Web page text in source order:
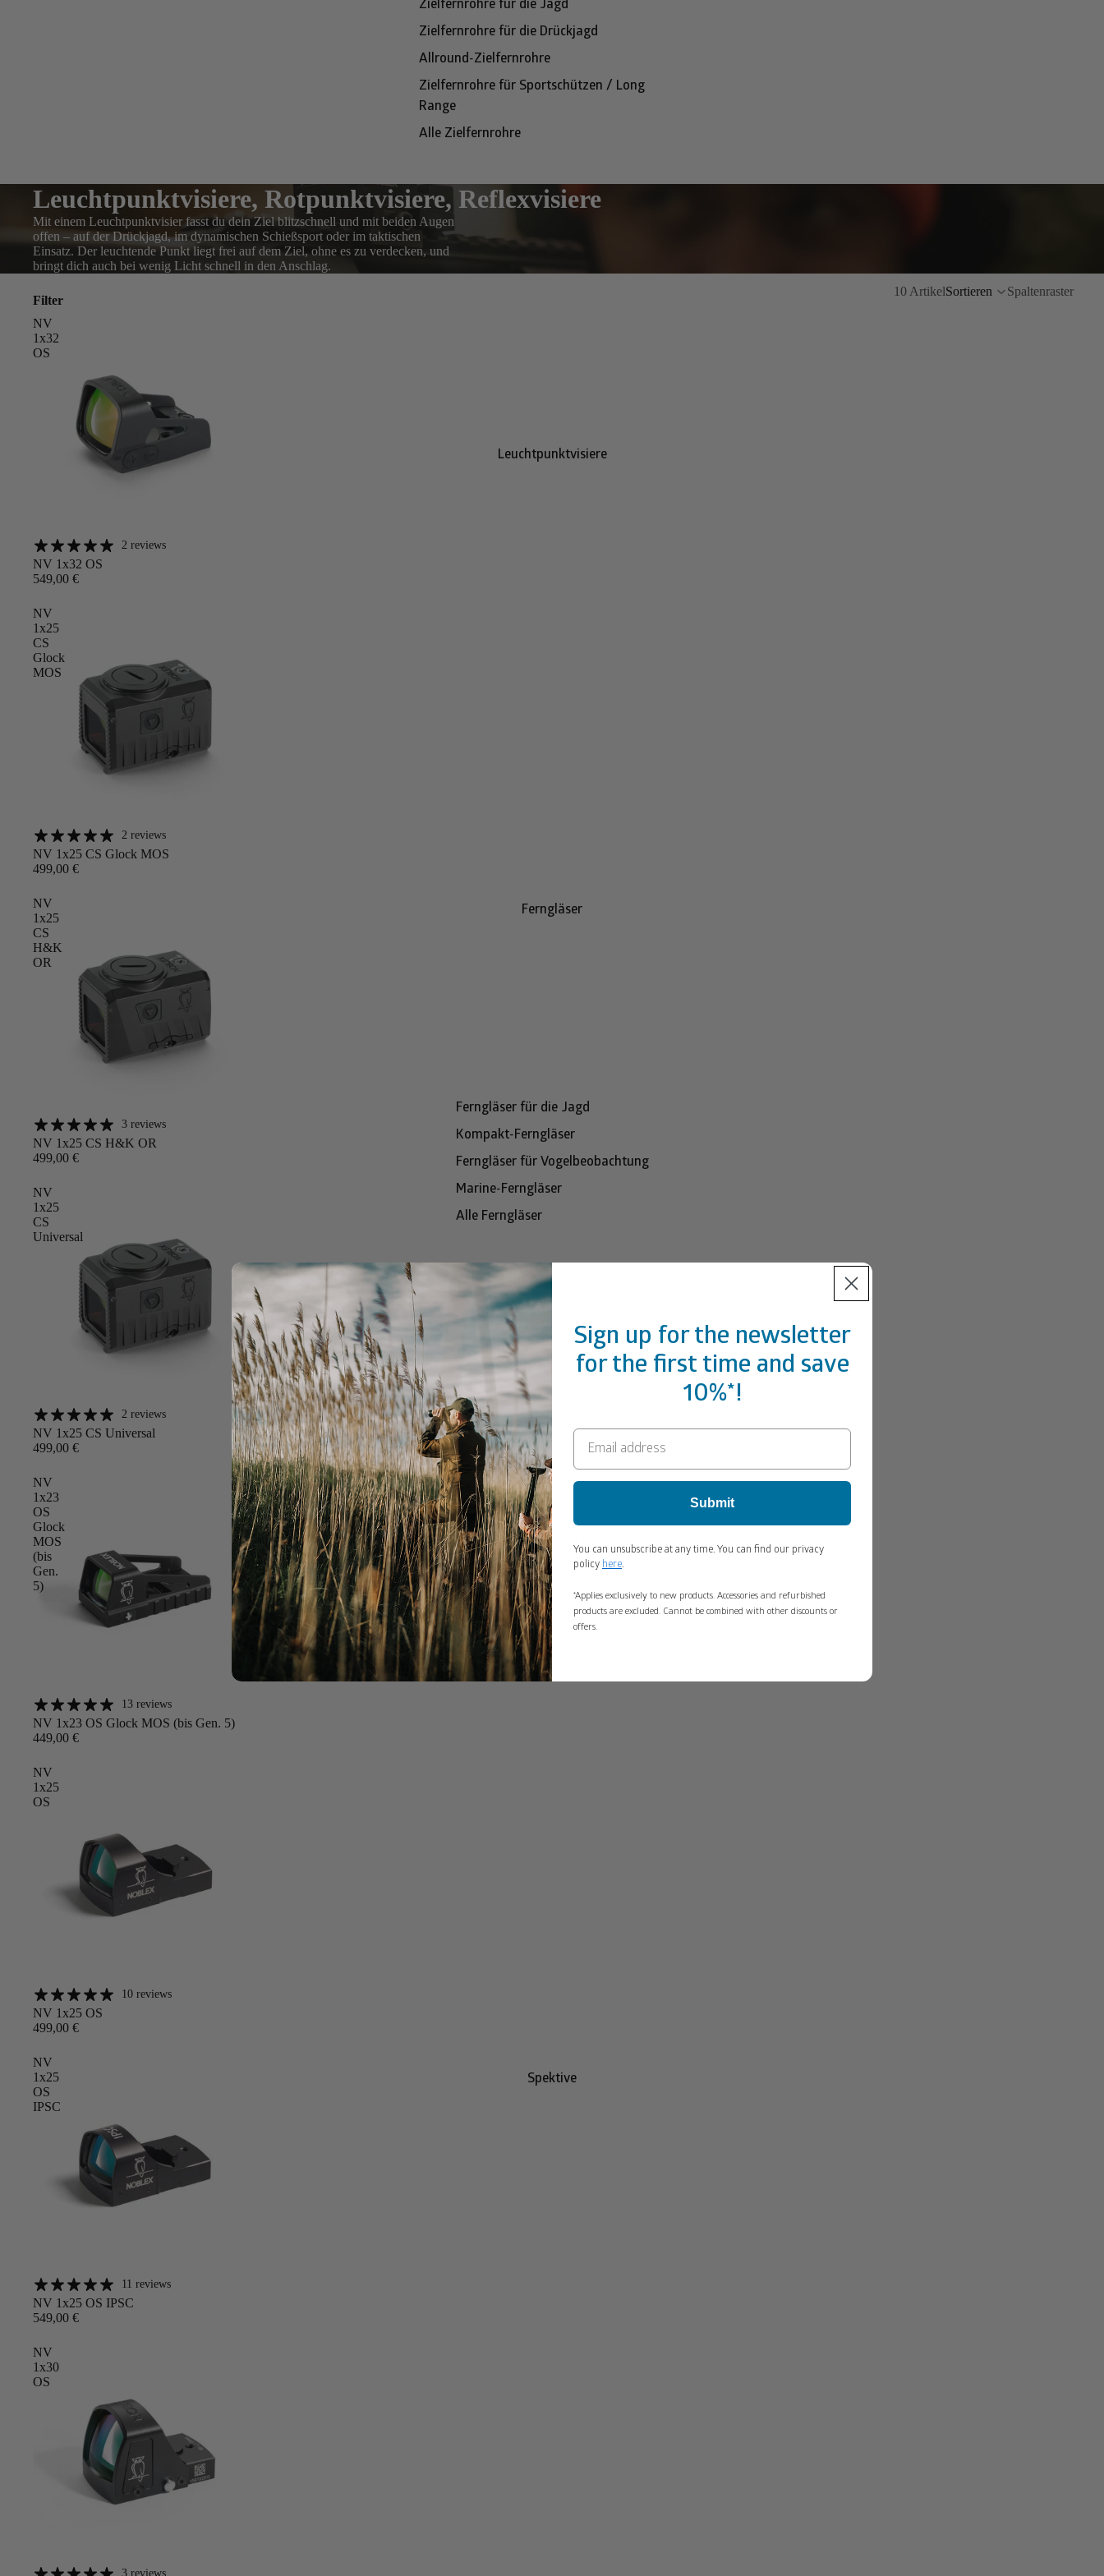
Zielfernrohre für die Jagd
Zielfernrohre für die Drückjagd
Allround-Zielfernrohre
Zielfernrohre für Sportschützen / Long
Range
Alle Zielfernrohre
Leuchtpunktvisiere
Ferngläser
Ferngläser für die Jagd
Kompakt-Ferngläser
Ferngläser für Vogelbeobachtung
Marine-Ferngläser
Alle Ferngläser
Monokulare
Spektive
Leuchtpunktvisiere, Rotpunktvisiere, Reflexvisiere
Mit einem Leuchtpunktvisier fasst du dein Ziel blitzschnell und mit beiden Augen
offen – auf der Drückjagd, im dynamischen Schießsport oder im taktischen
Einsatz. Der leuchtende Punkt liegt frei auf dem Ziel, ohne es zu verdecken, und
bringt dich auch bei wenig Licht schnell in den Anschlag.
Filter
10 ArtikelSortieren Spaltenraster
NV
1x32
OS
Angebot 2 reviews
NV 1x32 OS
549,00 €
NV
1x25
CS
Glock
MOS
Angebot 2 reviews
NV 1x25 CS Glock MOS
499,00 €
NV
1x25
CS
H&K
OR
Angebot 3 reviews
NV 1x25 CS H&K OR
499,00 €
NV
1x25
CS
Universal
Angebot 2 reviews
NV 1x25 CS Universal
499,00 €
NV
1x23
OS
Glock
MOS
(bis
Gen.
5)
Angebot 13 reviews
NV 1x23 OS Glock MOS (bis Gen. 5)
449,00 €
NV
1x25
OS
Angebot 10 reviews
NV 1x25 OS
499,00 €
NV
1x25
OS
IPSC
Angebot 11 reviews
NV 1x25 OS IPSC
549,00 €
NV
1x30
OS
Angebot 3 reviews
Sign up for the newsletter
for the first time and save
10%*!
Submit
You can unsubscribe at any time. You can find our privacy
policy here.
*Applies exclusively to new products. Accessories and refurbished
products are excluded. Cannot be combined with other discounts or
offers.